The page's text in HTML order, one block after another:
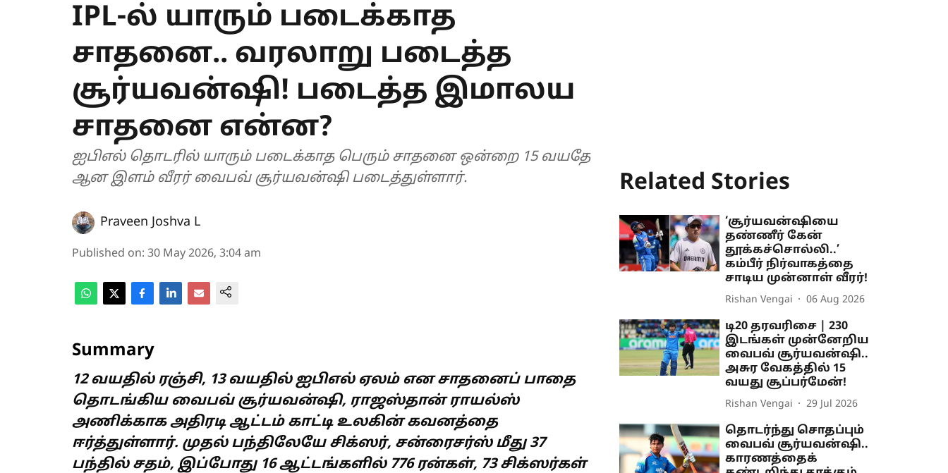
IPL-ல் யாரும் படைக்காத
சாதனை.. வரலாறு படைத்த
சூர்யவன்ஷி! படைத்த இமாலய
சாதனை என்ன?
ஐபிஎல் தொடரில் யாரும் படைக்காத பெரும் சாதனை ஒன்றை 15 வயதே
ஆன இளம் வீரர் வைபவ் சூர்யவன்ஷி படைத்துள்ளார்.
Praveen Joshva L
Published on: 30 May 2026, 3:04 am
Summary
12 வயதில் ரஞ்சி, 13 வயதில் ஐபிஎல் ஏலம் என சாதனைப் பாதை
தொடங்கிய வைபவ் சூர்யவன்ஷி, ராஜஸ்தான் ராயல்ஸ்
அணிக்காக அதிரடி ஆட்டம் காட்டி உலகின் கவனத்தை
ஈர்த்துள்ளார். முதல் பந்திலேயே சிக்ஸர், சன்ரைசர்ஸ் மீது 37
பந்தில் சதம், இப்போது 16 ஆட்டங்களில் 776 ரன்கள், 73 சிக்ஸர்கள்
Related Stories
‘சூர்யவன்ஷியை
தண்ணீர் கேன்
தூக்கச்சொல்லி..’
கம்பீர் நிர்வாகத்தை
சாடிய முன்னாள் வீரர்!
Rishan Vengai 06 Aug 2026
டி20 தரவரிசை | 230
இடங்கள் முன்னேறிய
வைபவ் சூர்யவன்ஷி..
அசுர வேகத்தில் 15
வயது சூப்பர்மேன்!
Rishan Vengai 29 Jul 2026
தொடர்ந்து சொதப்பும்
வைபவ் சூர்யவன்ஷி..
காரணத்தைக்